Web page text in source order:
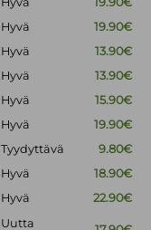
Hyvä
19.90€
Hyvä
13.90€
Hyvä
13.90€
Hyvä
15.90€
Hyvä
19.90€
Tyydyttävä
9.80€
Hyvä
18.90€
Hyvä
22.90€
Uutta